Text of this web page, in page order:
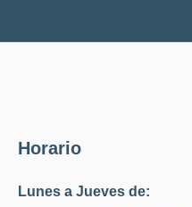
Horario
Lunes a Jueves de: